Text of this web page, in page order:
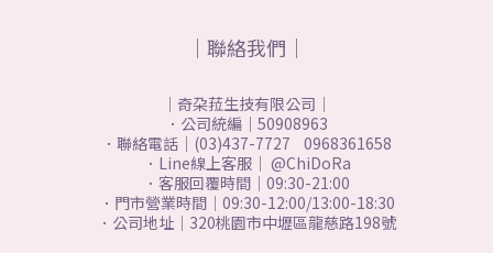
｜聯絡我們｜
｜奇朶菈生技有限公司｜
．公司統編｜50908963
．聯絡電話｜(03)437-7727 0968361658
．Line線上客服｜ @ChiDoRa
．客服回覆時間｜09:30-21:00
．門市營業時間｜09:30-12:00/13:00-18:30
．公司地址｜320桃園市中壢區龍慈路198號